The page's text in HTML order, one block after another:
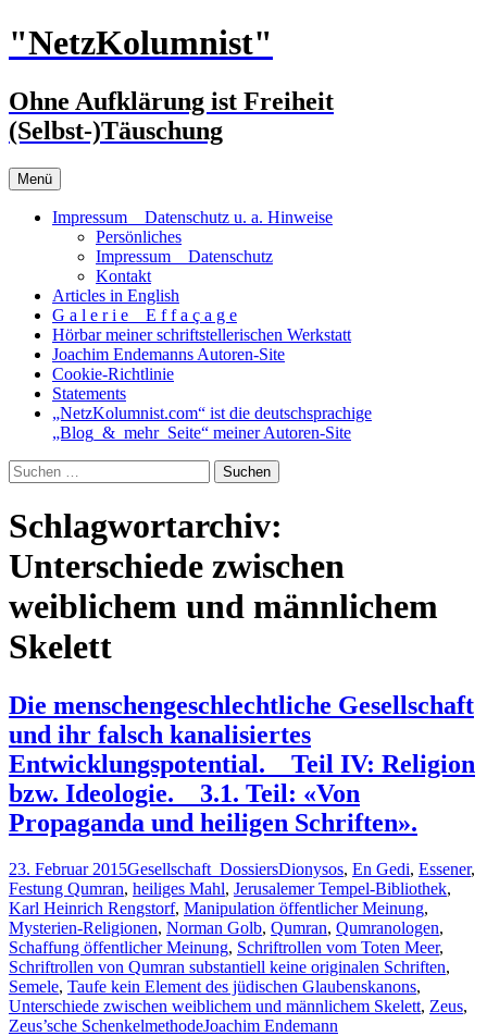
Zum
Inhalt
"NetzKolumnist"
Ohne Aufklärung ist Freiheit
(Selbst-)Täuschung
Menü
Impressum _ Datenschutz u. a. Hinweise
Persönliches
Impressum _ Datenschutz
Kontakt
Articles in English
G a l e r i e _ E f f a ç a g e
Hörbar meiner schriftstellerischen Werkstatt
Joachim Endemanns Autoren-Site
Cookie-Richtlinie
Statements
„NetzKolumnist.com“ ist die deutschsprachige
„Blog_&_mehr_Seite“ meiner Autoren-Site
Suchen
nach:
Schlagwortarchiv:
Unterschiede zwischen
weiblichem und männlichem
Skelett
Die menschengeschlechtliche Gesellschaft
und ihr falsch kanalisiertes
Entwicklungspotential. _ Teil IV: Religion
bzw. Ideologie. _ 3.1. Teil: «Von
Propaganda und heiligen Schriften».
23. Februar 2015Gesellschaft_DossiersDionysos, En Gedi, Essener,
Festung Qumran, heiliges Mahl, Jerusalemer Tempel-Bibliothek,
Karl Heinrich Rengstorf, Manipulation öffentlicher Meinung,
Mysterien-Religionen, Norman Golb, Qumran, Qumranologen,
Schaffung öffentlicher Meinung, Schriftrollen vom Toten Meer,
Schriftrollen von Qumran substantiell keine originalen Schriften,
Semele, Taufe kein Element des jüdischen Glaubenskanons,
Unterschiede zwischen weiblichem und männlichem Skelett, Zeus,
Zeus’sche SchenkelmethodeJoachim Endemann